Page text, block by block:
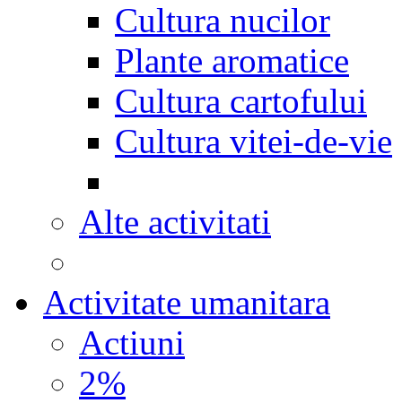
Cultura nucilor
Plante aromatice
Cultura cartofului
Cultura vitei-de-vie
Alte activitati
Activitate umanitara
Actiuni
2%